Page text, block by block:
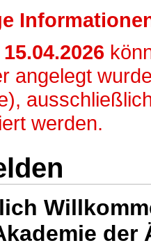
15.04.2026
angelegt
werden.
der